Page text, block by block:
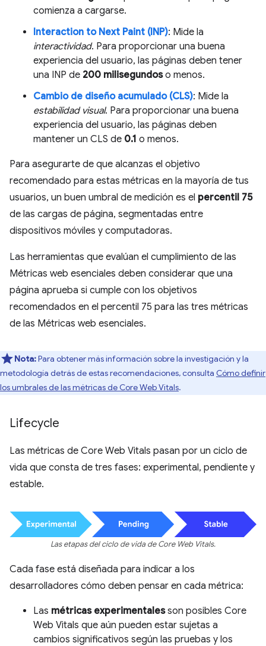
comienza a cargarse.
Interaction to Next Paint (INP): Mide la
interactividad. Para proporcionar una buena
experiencia del usuario, las páginas deben tener
una INP de 200 milisegundoso menos.
Cambio de diseño acumulado (CLS): Mide la
estabilidad visual. Para proporcionar una buena
experiencia del usuario, las páginas deben
mantener un CLS de 0.1 o menos.
Para asegurarte de que alcanzas el objetivo
recomendado para estas métricas en la mayoría de tus
usuarios, un buen umbral de medición es el percentil 75
de las cargas de página, segmentadas entre
dispositivos móviles y computadoras.
Las herramientas que evalúan el cumplimiento de las
Métricas web esenciales deben considerar que una
página aprueba si cumple con los objetivos
recomendados en el percentil 75 para las tres métricas
de las Métricas web esenciales.
Nota:Para obtener más información sobre la investigación y la
metodología detrás de estas recomendaciones, consulta Cómo definir
los umbrales de las métricas de Core Web Vitals.
Lifecycle
Las métricas de Core Web Vitals pasan por un ciclo de
vida que consta de tres fases: experimental, pendiente y
estable.
Las etapas del ciclo de vida de Core Web Vitals.
Cada fase está diseñada para indicar a los
desarrolladores cómo deben pensar en cada métrica:
Las métricas experimentalesson posibles Core
Web Vitals que aún pueden estar sujetas a
cambios significativos según las pruebas y los